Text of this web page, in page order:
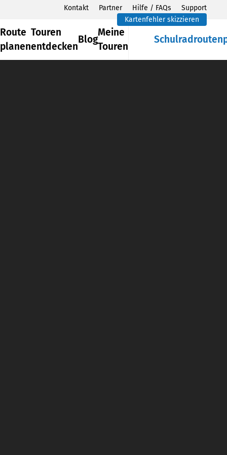
Kontakt Partner Hilfe / FAQs
Support
Kartenfehler skizzieren
Route
planen
Touren
entdecken
Blog
Meine
Touren